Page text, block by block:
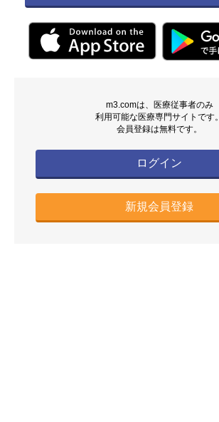
m3.comは、医療従事者のみ
利用可能な医療専門サイトです。
会員登録は無料です。
ログイン
新規会員登録